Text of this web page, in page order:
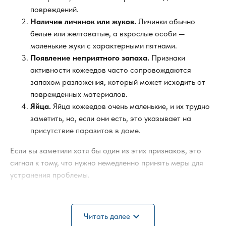
повреждений.
Наличие личинок или жуков. Личинки обычно
белые или желтоватые, а взрослые особи —
маленькие жуки с характерными пятнами.
Появление неприятного запаха. Признаки
активности кожеедов часто сопровождаются
запахом разложения, который может исходить от
поврежденных материалов.
Яйца. Яйца кожеедов очень маленькие, и их трудно
заметить, но, если они есть, это указывает на
присутствие паразитов в доме.
Если вы заметили хотя бы один из этих признаков, это
сигнал к тому, что нужно немедленно принять меры для
устранения проблемы.
Заражение кожеедами может нанести серьёзный ущерб
Читать далее expand_more